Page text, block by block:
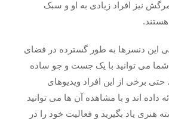
نیز افراد زیادی به او و سبک
این دنسرها به طور گسترده در فضای
می توانید با یک جست و جو ساده
برخی از این افراد ویدیوهای
اند و با مشاهده آن ها می توانید
هنری یاد بگیرید و فعالیت خود را در